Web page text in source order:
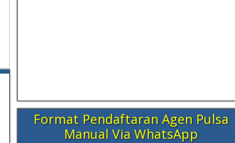
Format Pendaftaran Agen Pulsa
Manual Via WhatsApp